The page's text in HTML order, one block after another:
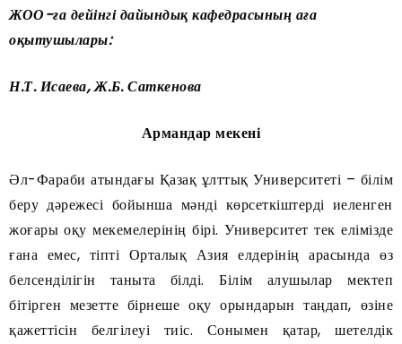
ЖОО-ға дейінгі дайындық кафедрасының аға
оқытушылары:
Н.Т. Исаева, Ж.Б. Саткенова
Армандар мекені
Әл-Фараби атындағы Қазақ ұлттық Университеті – білім
беру дәрежесі бойынша мәнді көрсеткіштерді иеленген
жоғары оқу мекемелерінің бірі. Университет тек елімізде
ғана емес, тіпті Орталық Азия елдерінің арасында өз
белсенділігін таныта білді. Білім алушылар мектеп
бітірген мезетте бірнеше оқу орындарын таңдап, өзіне
қажеттісін белгілеуі тиіс. Сонымен қатар, шетелдік